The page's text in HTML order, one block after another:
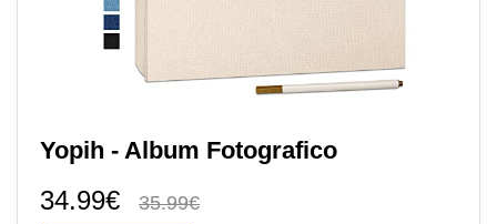
Yopih - Album Fotografico
34.99€ 35.99€